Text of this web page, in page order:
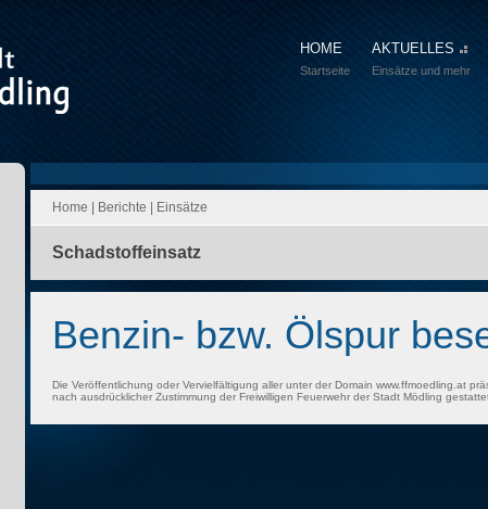
HOME
Startseite
AKTUELLES
Einsätze und mehr
Home Berichte Einsätze
Schadstoffeinsatz
Benzin- bzw. Ölspur
Die Veröffentlichung oder Vervielfältigung aller unter der Domain www.ffmoedling.at
nach ausdrücklicher Zustimmung der Freiwilligen Feuerwehr der Stadt Mödling